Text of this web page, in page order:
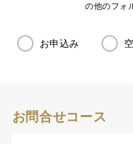
の他のフォ
お申込み
お問合せコース